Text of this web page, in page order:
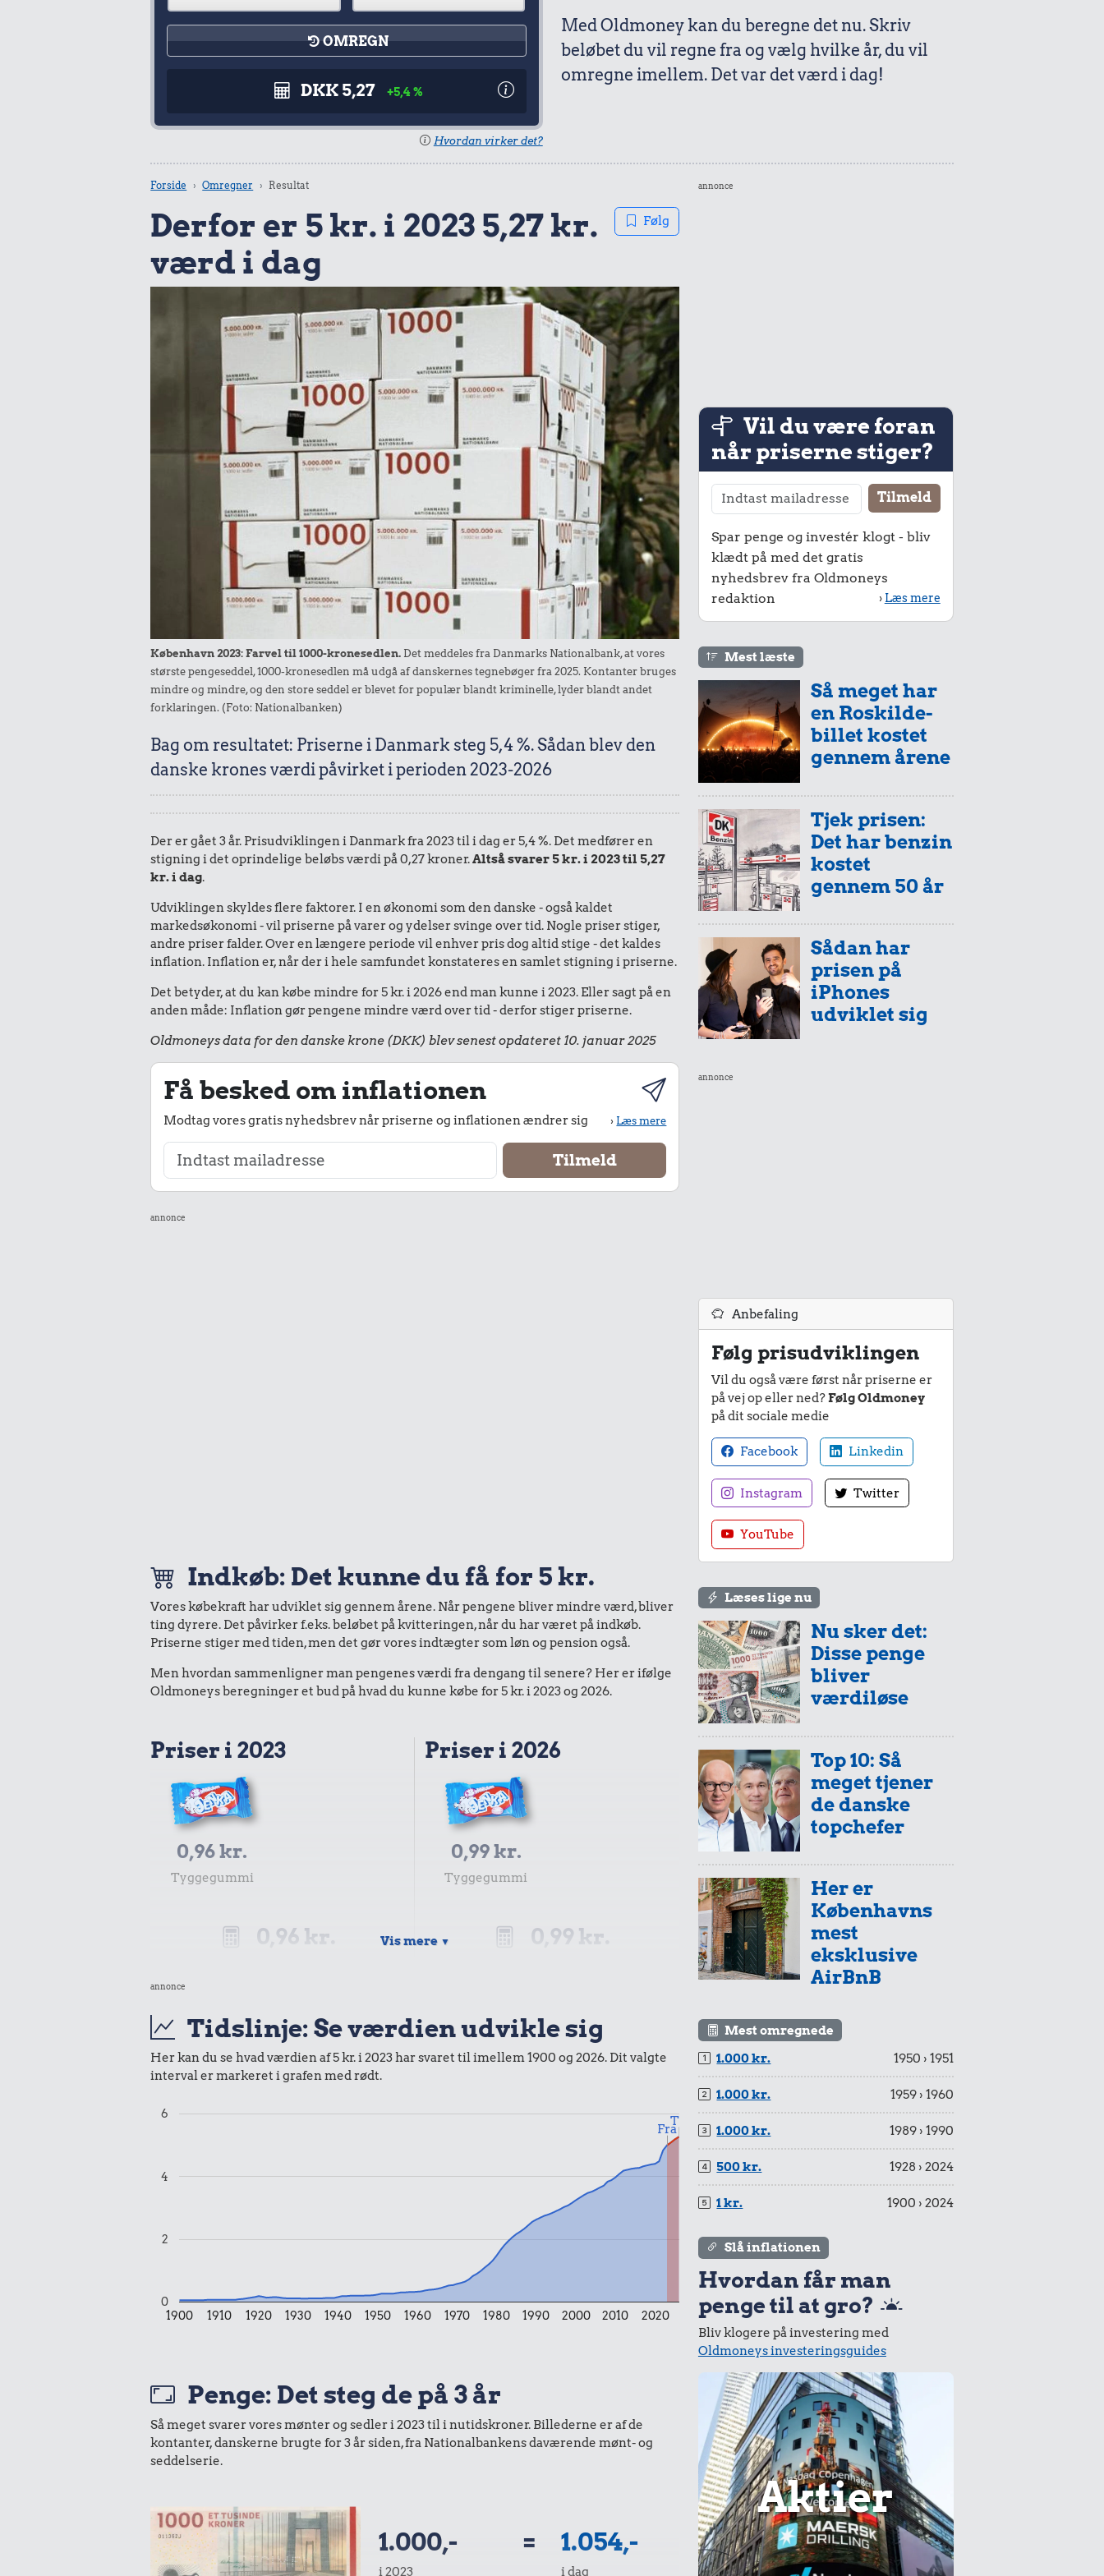
OMREGN
DKK 5,27 +5,4 %
Hvordan virker det?
Med Oldmoney kan du beregne det nu. Skriv
beløbet du vil regne fra og vælg hvilke år, du vil
omregne imellem. Det var det værd i dag!
Forside Omregner Resultat
Derfor er 5 kr. i 2023 5,27 kr.
værd i dag
Følg
København 2023: Farvel til 1000-kronesedlen. Det meddeles fra Danmarks Nationalbank, at vores
største pengeseddel, 1000-kronesedlen må udgå af danskernes tegnebøger fra 2025. Kontanter bruges
mindre og mindre, og den store seddel er blevet for populær blandt kriminelle, lyder blandt andet
forklaringen. (Foto: Nationalbanken)
Bag om resultatet: Priserne i Danmark steg 5,4 %. Sådan blev den
danske krones værdi påvirket i perioden 2023-2026
Der er gået 3 år. Prisudviklingen i Danmark fra 2023 til i dag er 5,4 %. Det medfører en
stigning i det oprindelige beløbs værdi på 0,27 kroner.Altså svarer 5 kr. i 2023 til 5,27
kr. i dag.
Udviklingen skyldes flere faktorer. I en økonomi som den danske - også kaldet
markedsøkonomi - vil priserne på varer og ydelser svinge over tid. Nogle priser stiger,
andre priser falder. Over en længere periode vil enhver pris dog altid stige - det kaldes
inflation. Inflation er, når der i hele samfundet konstateres en samlet stigning i priserne.
Det betyder, at du kan købe mindre for 5 kr. i 2026 end man kunne i 2023. Eller sagt på en
anden måde: Inflation gør pengene mindre værd over tid - derfor stiger priserne.
Oldmoneys data for den danske krone (DKK) blev senest opdateret 10. januar 2025
Få besked om inflationen
Modtag vores gratis nyhedsbrev når priserne og inflationen ændrer sig ›Læs mere
annonce
Indkøb: Det kunne du få for 5 kr.
Vores købekraft har udviklet sig gennem årene. Når pengene bliver mindre værd, bliver
ting dyrere. Det påvirker f.eks. beløbet på kvitteringen, når du har været på indkøb.
Priserne stiger med tiden, men det gør vores indtægter som løn og pension også.
Men hvordan sammenligner man pengenes værdi fra dengang til senere? Her er ifølge
Oldmoneys beregninger et bud på hvad du kunne købe for 5 kr. i 2023 og 2026.
Priser i 2023
0,96 kr.
Tyggegummi
0,96 kr.
Priser i 2026
0,99 kr.
Tyggegummi
0,99 kr.
Oldmoney. Priser i datidskroner er på baggrund af forbrugerprisindekset fra Danmarks Statistik.
Vis mere ▼
annonce
Tidslinje: Se værdien udvikle sig
Her kan du se hvad værdien af 5 kr. i 2023 har svaret til imellem 1900 og 2026. Dit valgte
interval er markeret i grafen med rødt.
1900 1910 1920 1930 1940 1950 1960 1970 1980 1990 2000 2010 2020
0
2
4
6
Fra
Til
Penge: Det steg de på 3 år
Så meget svarer vores mønter og sedler i 2023 til i nutidskroner. Billederne er af de
kontanter, danskerne brugte for 3 år siden, fra Nationalbankens daværende mønt- og
seddelserie.
1.000,-
i 2023
= 1.054,-
i dag
annonce
Vil du være foran
når priserne stiger?
Spar penge og investér klogt - bliv
klædt på med det gratis
nyhedsbrev fra Oldmoneys
redaktion
› Læs mere
Mest læste
Så meget har
en Roskilde-
billet kostet
gennem årene
Tjek prisen:
Det har benzin
kostet
gennem 50 år
Sådan har
prisen på
iPhones
udviklet sig
annonce
Anbefaling
Følg prisudviklingen
Vil du også være først når priserne er
på vej op eller ned?Følg Oldmoney
på dit sociale medie
Facebook Linkedin
Instagram Twitter
YouTube
Læses lige nu
Nu sker det:
Disse penge
bliver
værdiløse
Top 10: Så
meget tjener
de danske
topchefer
Her er
Københavns
mest
eksklusive
AirBnB
Mest omregnede
1.000 kr.
1950 › 1951
1.000 kr. 1959 › 1960
1.000 kr. 1989 › 1990
500 kr. 1928 › 2024
1 kr. 1900 › 2024
Slå inflationen
Hvordan får man
penge til at gro?
Bliv klogere på investering med
Oldmoneys investeringsguides
Aktier